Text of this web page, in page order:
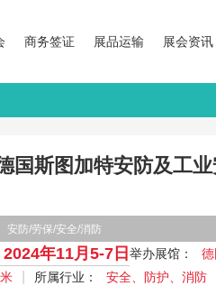
商务签证 展品运输 展会资讯
国斯图加特安防及工
安防/劳保/安全/消防
2024年11月5-7日举办展馆：
所属行业： 安全、防护、消防